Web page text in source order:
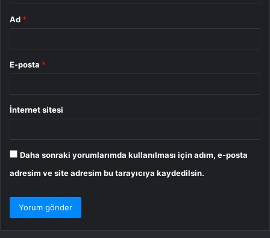
Ad *
E-posta *
İnternet sitesi
Daha sonraki yorumlarımda kullanılması için adım, e-posta
adresim ve site adresim bu tarayıcıya kaydedilsin.